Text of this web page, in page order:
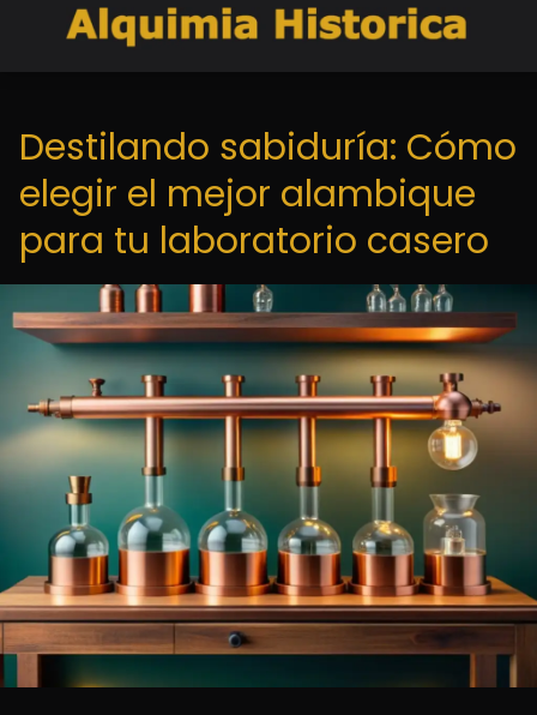
Destilando sabiduría: Cómo
elegir el mejor alambique
para tu laboratorio casero